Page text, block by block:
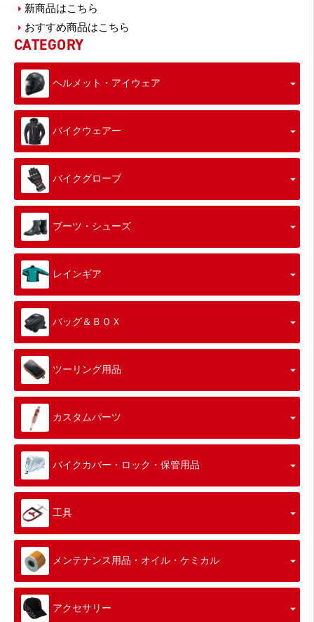
新商品はこちら
おすすめ商品はこちら
CATEGORY
ヘルメット・アイウェア
バイクウェアー
バイクグローブ
ブーツ・シューズ
レインギア
バッグ＆ＢＯＸ
ツーリング用品
カスタムパーツ
バイクカバー・ロック・保管用品
工具
メンテナンス用品・オイル・ケミカル
アクセサリー